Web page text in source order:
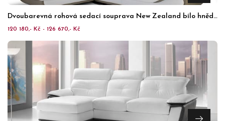
Dvoubarevná rohová sedací souprava New Zealand bílo hnědá
120 180,- Kč - 126 670,- Kč